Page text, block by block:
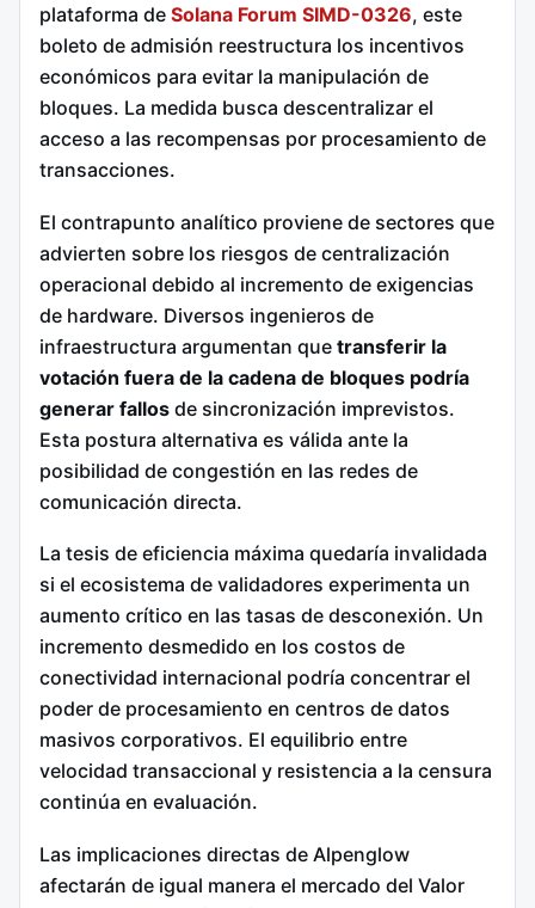
plataforma de Solana Forum SIMD-0326, este
boleto de admisión reestructura los incentivos
económicos para evitar la manipulación de
bloques. La medida busca descentralizar el
acceso a las recompensas por procesamiento de
transacciones.
El contrapunto analítico proviene de sectores que
advierten sobre los riesgos de centralización
operacional debido al incremento de exigencias
de hardware. Diversos ingenieros de
infraestructura argumentan que transferir la
votación fuera de la cadena de bloques podría
generar fallos de sincronización imprevistos.
Esta postura alternativa es válida ante la
posibilidad de congestión en las redes de
comunicación directa.
La tesis de eficiencia máxima quedaría invalidada
si el ecosistema de validadores experimenta un
aumento crítico en las tasas de desconexión. Un
incremento desmedido en los costos de
conectividad internacional podría concentrar el
poder de procesamiento en centros de datos
masivos corporativos. El equilibrio entre
velocidad transaccional y resistencia a la censura
continúa en evaluación.
Las implicaciones directas de Alpenglow
afectarán de igual manera el mercado del Valor